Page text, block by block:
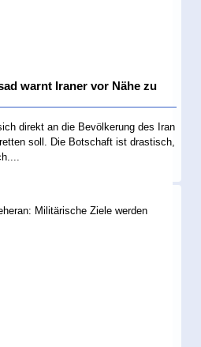
warnt Iraner vor Nähe zu
direkt an die Bevölkerung des Iran
soll. Die Botschaft ist drastisch,